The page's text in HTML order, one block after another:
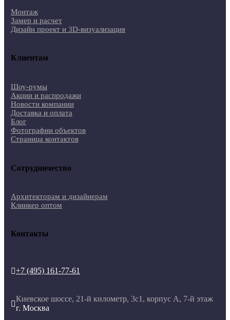
Монтаж
Замер и расчет
Дизайн проект и 3D-визуализация
Клиентам
Шоу-румы
Акции и распродажи
Новости компании
Доставка и оплата
Блог
Фотографии объектов
Страница контактов
Сотрудничество
Архитекторам и дизайнерам
Клинкер оптом
Контакты
+7 (495) 161-77-61

Киевское шоссе, 21-й километр, 3с1, корпус А, 7-й этаж
г. Москва